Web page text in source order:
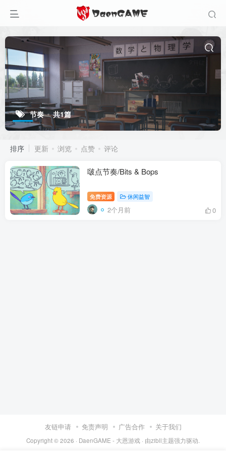
节奏 共1篇
排序 更新 浏览 点赞 评论
啵点节奏/Bits & Bops
免费资源 休闲益智
2个月前 0
友链申请 免责声明 广告合作 关于我们
Copyright © 2026 · DaenGAME - 大恩游戏 · 由zibll主题强力驱动.